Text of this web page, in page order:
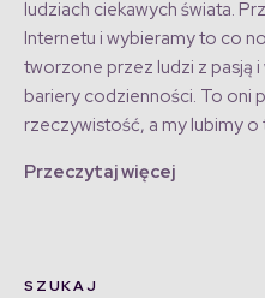
ludziach ciekawych świata.
Internetu i wybieramy to co
tworzone przez ludzi z pasją
bariery codzienności. To oni
rzeczywistość, a my lubimy o
Przeczytaj więcej
SZUKAJ